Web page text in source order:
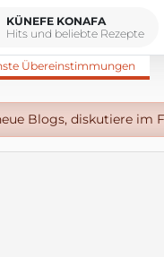
KÜNEFE KONAFA
Hits und beliebte Rezepte
Übereinstimmungen
Blogs, diskutiere im